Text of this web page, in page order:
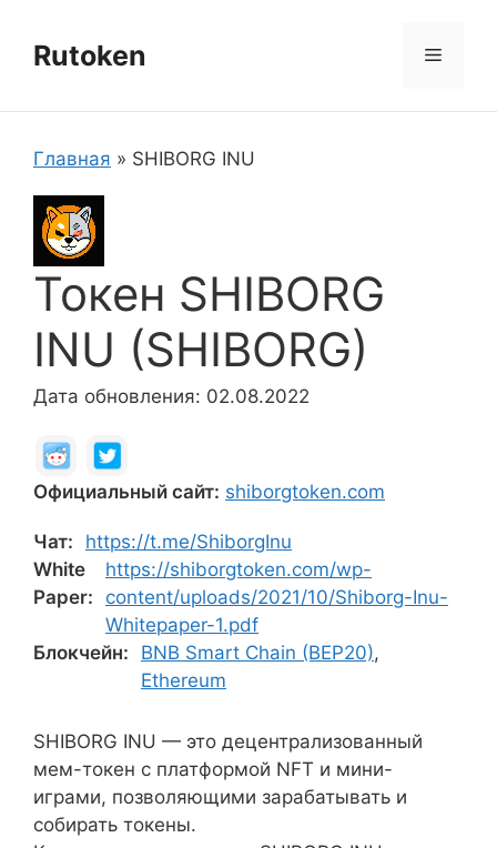
содержимому
Rutoken Меню
Главная » SHIBORG INU
Токен SHIBORG
INU (SHIBORG)
Дата обновления: 02.08.2022
Официальный сайт: shiborgtoken.com
Чат:
https://t.me/ShiborgInu
White
Paper:
https://shiborgtoken.com/wp-
content/uploads/2021/10/Shiborg-Inu-
Whitepaper-1.pdf
Блокчейн:
BNB Smart Chain (BEP20),
Ethereum
SHIBORG INU — это децентрализованный
мем-токен с платформой NFT и мини-
играми, позволяющими зарабатывать и
собирать токены.